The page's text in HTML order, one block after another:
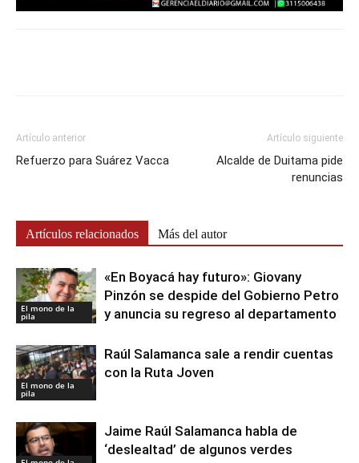
Artículo anterior
Refuerzo para Suárez Vacca
Artículo siguiente
Alcalde de Duitama pide
renuncias
Artículos relacionados Más del autor
El mono de la
pila
«En Boyacá hay futuro»: Giovany
Pinzón se despide del Gobierno Petro
y anuncia su regreso al departamento
El mono de la
pila
Raúl Salamanca sale a rendir cuentas
con la Ruta Joven
Jaime Raúl Salamanca habla de
‘deslealtad’ de algunos verdes